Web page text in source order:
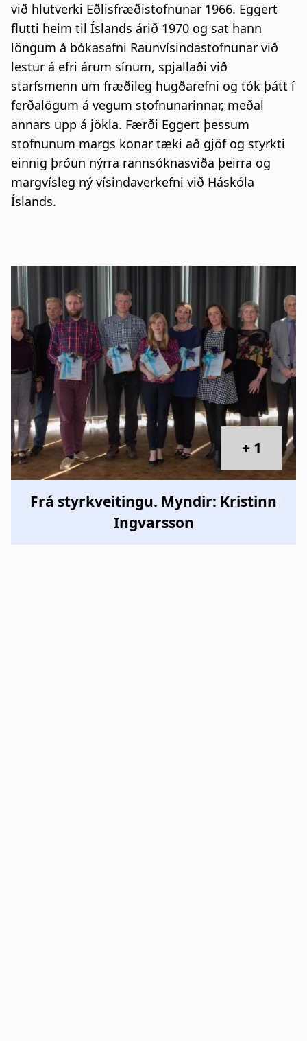
við hlutverki Eðlisfræðistofnunar 1966. Eggert
flutti heim til Íslands árið 1970 og sat hann
löngum á bókasafni Raunvísindastofnunar við
lestur á efri árum sínum, spjallaði við
starfsmenn um fræðileg hugðarefni og tók þátt í
ferðalögum á vegum stofnunarinnar, meðal
annars upp á jökla. Færði Eggert þessum
stofnunum margs konar tæki að gjöf og styrkti
einnig þróun nýrra rannsóknasviða þeirra og
margvísleg ný vísindaverkefni við Háskóla
Íslands.
+ 1
Frá styrkveitingu. Myndir: Kristinn
Ingvarsson